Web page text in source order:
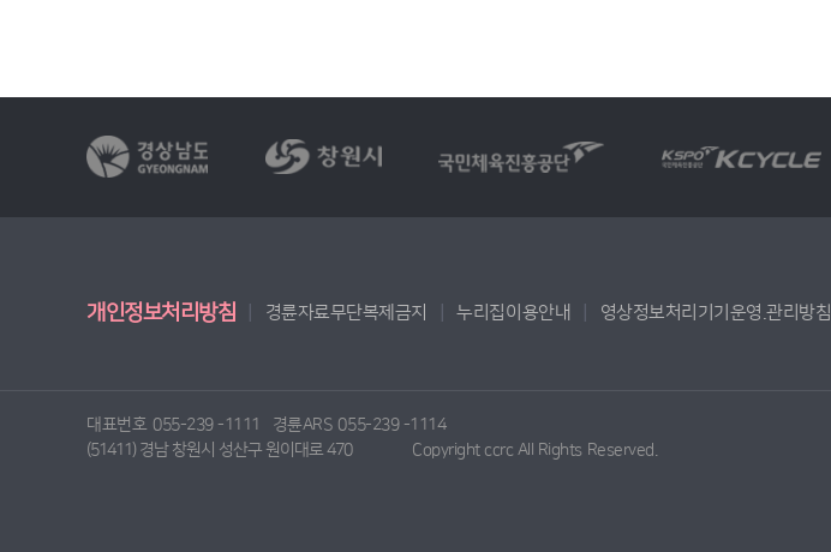
개인정보처리방침 경륜자료무단복제금지 누리집이용안내 영상정보처리기기운영.관리방침
대표번호 055-239 -1111 경륜ARS 055-239 -1114
(51411) 경남 창원시 성산구 원이대로 470
Copyright ccrc All Rights Reserved.